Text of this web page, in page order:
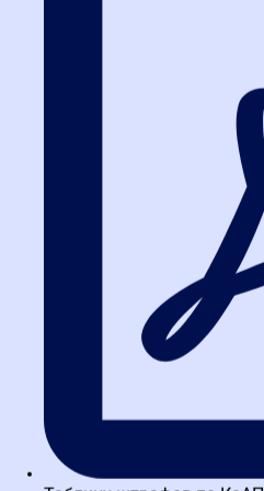
учреждениях, корпорациях и
выпускники профильных курсов
карьерной лестнице и получают
Практические
безупречной
Для обеспечения качества
уделять внимание множеству
заполнения полей в ЕИС до
по контрактам. Опыт проверок
большинство ошибок возникает
процедурных тонкостей. Именно
дающие практические навыки
Вот несколько лайфхаков,
Используйте шаблоны
организацией, чтобы